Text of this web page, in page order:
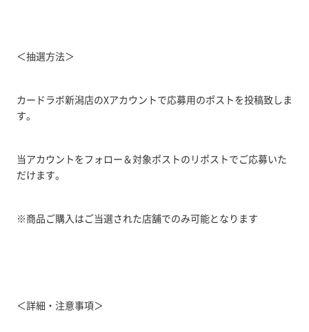
＜抽選方法＞
カードラボ新潟店のXアカウントで応募用のポストを投稿致しま
す。
当アカウントをフォロー＆対象ポストのリポストでご応募いた
だけます。
※商品ご購入はご当選された店舗でのみ可能となります
＜詳細・注意事項＞